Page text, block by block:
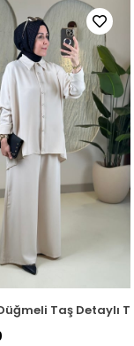
2166Kadın İkili
Taş Detaylı